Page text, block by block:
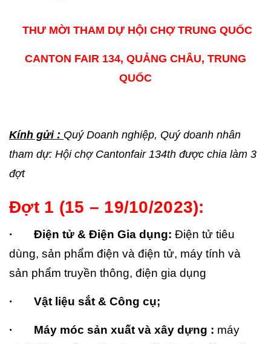
THƯ MỜI THAM DỰ HỘI CHỢ TRUNG QUỐC
CANTON FAIR 134, QUẢNG CHÂU, TRUNG
QUỐC
Kính gửi : Quý Doanh nghiệp, Quý doanh nhân
tham dự: Hội chợ Cantonfair 134th được chia làm 3
đợt
Đợt 1 (15 – 19/10/2023):
· Điện tử & Điện Gia dụng: Điện tử tiêu
dùng, sản phẩm điện và điện tử, máy tính và
sản phẩm truyền thông, điện gia dụng
· Vật liệu sắt & Công cụ;
· Máy móc sản xuất và xây dựng : máy